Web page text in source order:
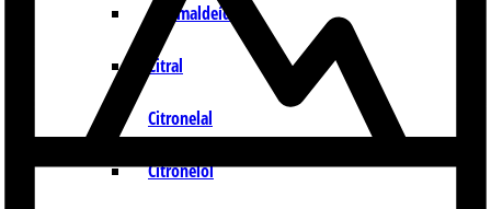
Cinamaldeído
Citral
Citronelal
Citronelol